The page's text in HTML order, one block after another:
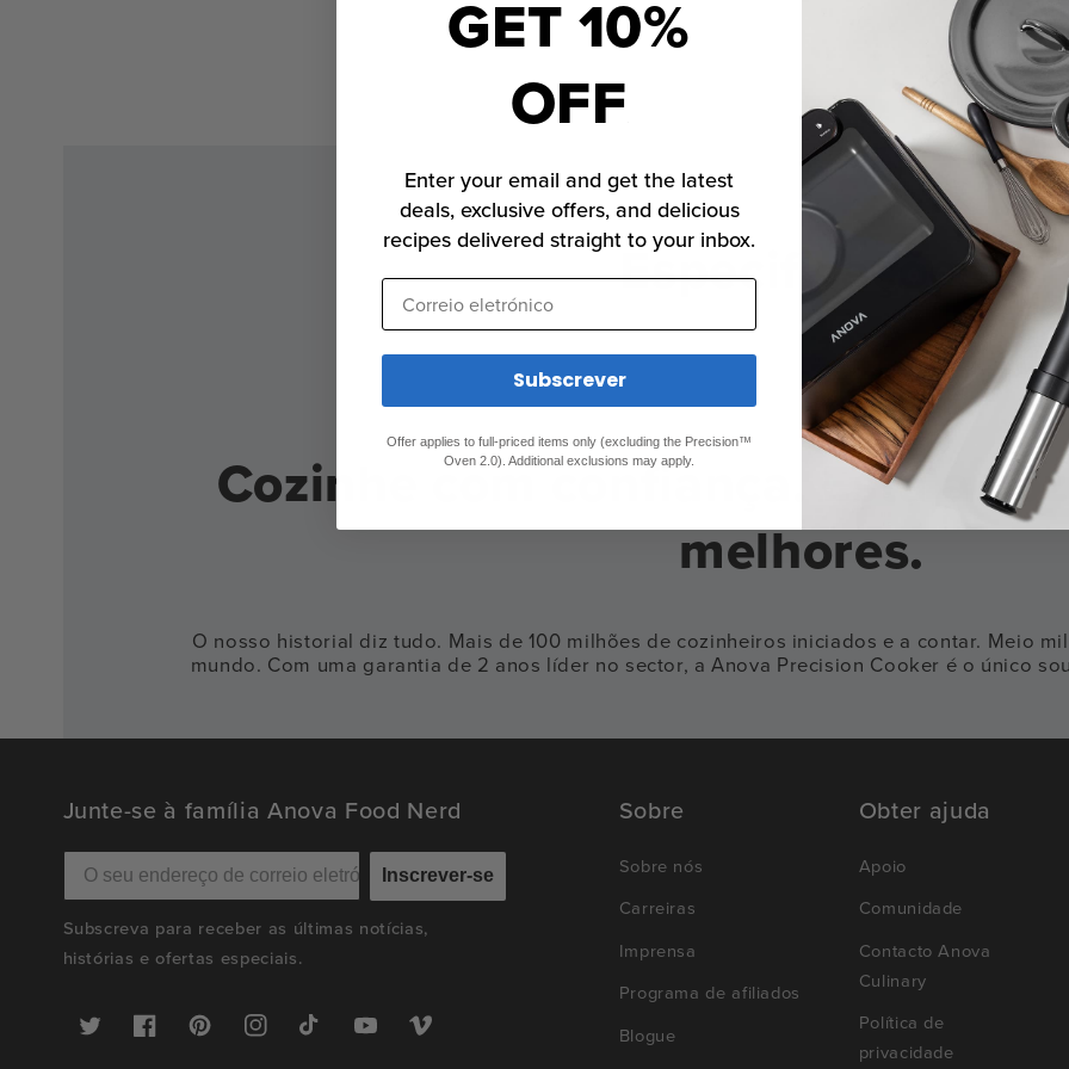
o
2
no
Especificações
Cozinhe com confiança. Está a
melhores.
O nosso historial diz tudo. Mais de 100 milhões de cozinheiros iniciados e a contar. Meio
mundo. Com uma garantia de 2 anos líder no sector, a Anova Precision Cooker é o único
Junte-se à família Anova Food Nerd
Inscrever-se
Subscreva para receber as últimas notícias,
histórias e ofertas especiais.
Twitter FacebookPinterestInstagramTikTok YouTubeVimeo
Sobre
Sobre nós
Carreiras
Imprensa
Programa de afiliados
Blogue
Obter ajuda
Apoio
Comunidade
Contacto Anova
Culinary
Política de
privacidade
GET 10%
OFF
Enter your email and get the latest
deals, exclusive offers, and delicious
recipes delivered straight to your inbox.
Correio eletrónico
Subscrever
Offer applies to full-priced items only (excluding the Precision™
Oven 2.0). Additional exclusions may apply.